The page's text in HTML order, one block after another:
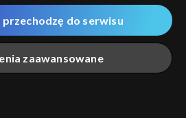
S.A. w likwidacji
a także zgody na udostępnianie
do Google.
podczas odwiedzania przez
serwisówzwanych dalej
zapisywane za pomocą
zaawansowane
do serwisu